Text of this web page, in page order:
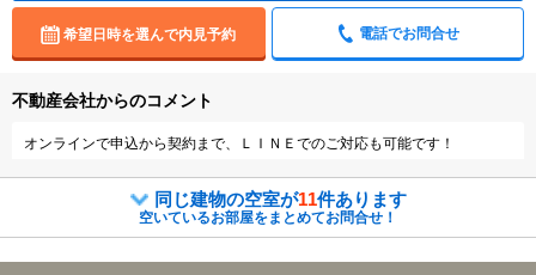
希望日時を選んで内見予約 電話でお問合せ
不動産会社からのコメント
オンラインで申込から契約まで、ＬＩＮＥでのご対応も可能です！
同じ建物の空室が11件あります
空いているお部屋をまとめてお問合せ！